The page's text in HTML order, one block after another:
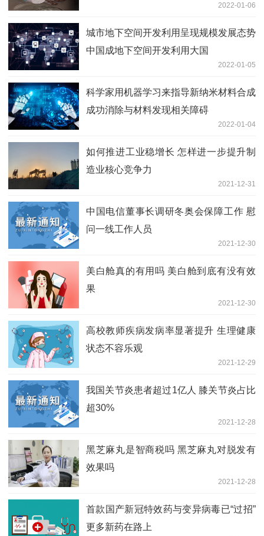
2022-01-06
城市地下空间开发利用呈现规模发展态势
中国成地下空间开发利用大国
2022-01-05
科学家用机器学习来指导新纳米材料合成
成功消除与材料发现相关障碍
2022-01-04
如何推进工业稳增长 怎样进一步提升制
造业核心竞争力
2021-12-31
中国电信董事长调研冬奥会保障工作 慰
问一线工作人员
2021-12-30
美白舱真的有用吗 美白舱到底有没有效
果
2021-12-30
高校教师疾病发病率显著提升 生理健康
状态不容乐观
2021-12-29
我国关节炎患者超过1亿人 膝关节炎占比
超30%
2021-12-28
黑芝麻丸是智商税吗 黑芝麻丸对脱发有
效果吗
2021-12-28
首款国产新冠特效药与变异病毒已“过招”
更多新药在路上